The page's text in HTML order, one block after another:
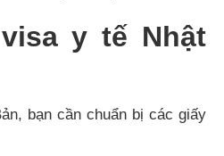
y tế Nhật
bạn cần chuẩn bị các giấy